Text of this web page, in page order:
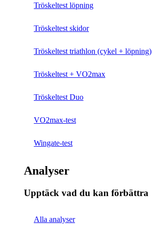
Tröskeltest löpning
Tröskeltest skidor
Tröskeltest triathlon (cykel + löpning)
Tröskeltest + VO2max
Tröskeltest Duo
VO2max-test
Wingate-test
Analyser
Upptäck vad du kan förbättra​
Alla analyser